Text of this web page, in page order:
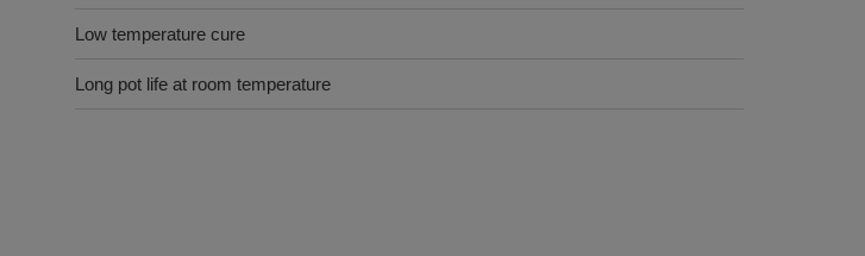
Low temperature cure
Long pot life at room temperature